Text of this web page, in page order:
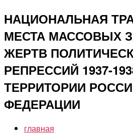
Перейти
к
содержимому
НАЦИОНАЛЬНАЯ
МЕСТА МАССОВЫХ
ЖЕРТВ
РЕПРЕССИЙ 1937-
ТЕРРИТОРИИ
ФЕДЕРАЦИИ
главная